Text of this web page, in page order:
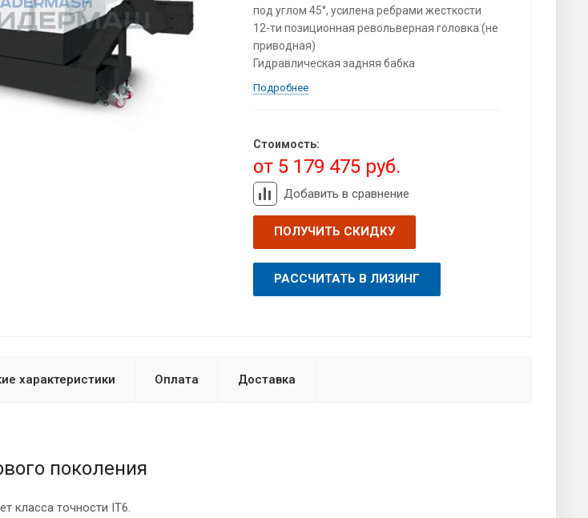
под углом 45°, усилена ребрами жесткости
12-ти позиционная револьверная головка (не
приводная)
Гидравлическая задняя бабка
Подробнее
Стоимость:
от 5 179 475 руб.
Добавить в сравнение
ПОЛУЧИТЬ СКИДКУ
РАССЧИТАТЬ В ЛИЗИНГ
характеристики Оплата Доставка
поколения
класса точности IT6.